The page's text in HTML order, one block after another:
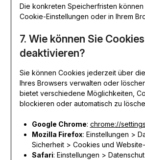
Die konkreten Speicherfristen können
Cookie-Einstellungen oder in Ihrem
7. Wie können Sie Cookies
deaktivieren?
Sie können Cookies jederzeit über
Ihres Browsers verwalten oder
bietet verschiedene Möglichkeiten,
blockieren oder automatisch zu
Google Chrome: chrome://
Mozilla Firefox: Einstellungen >
Sicherheit > Cookies und
Safari: Einstellungen >